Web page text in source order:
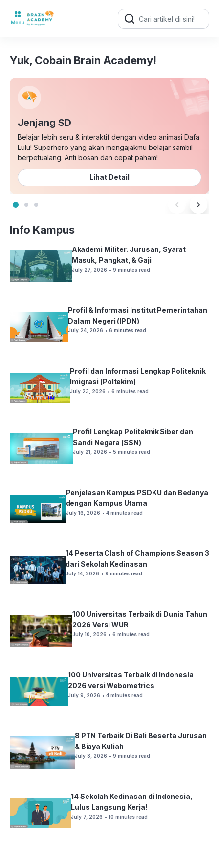
Search
for:
Yuk, Cobain Brain Academy!
Jenjang SD
Belajar lebih seru & interaktif dengan video animasi Dafa
Lulu! Superhero yang akan mengajakmu belajar sambil
berpetualang. Anti bosan dan cepat paham!
Lihat Detail
Info Kampus
Akademi Militer: Jurusan, Syarat
Masuk, Pangkat, & Gaji
July 27, 2026 • 9 minutes read
Profil & Informasi Institut Pemerintahan
Dalam Negeri (IPDN)
July 24, 2026 • 6 minutes read
Profil dan Informasi Lengkap Politeknik
Imigrasi (Poltekim)
July 23, 2026 • 6 minutes read
Profil Lengkap Politeknik Siber dan
Sandi Negara (SSN)
July 21, 2026 • 5 minutes read
Penjelasan Kampus PSDKU dan Bedanya
dengan Kampus Utama
July 16, 2026 • 4 minutes read
14 Peserta Clash of Champions Season 3
dari Sekolah Kedinasan
July 14, 2026 • 9 minutes read
100 Universitas Terbaik di Dunia Tahun
2026 Versi WUR
July 10, 2026 • 6 minutes read
100 Universitas Terbaik di Indonesia
2026 versi Webometrics
July 9, 2026 • 4 minutes read
8 PTN Terbaik Di Bali Beserta Jurusan
& Biaya Kuliah
July 8, 2026 • 9 minutes read
14 Sekolah Kedinasan di Indonesia,
Lulus Langsung Kerja!
July 7, 2026 • 10 minutes read